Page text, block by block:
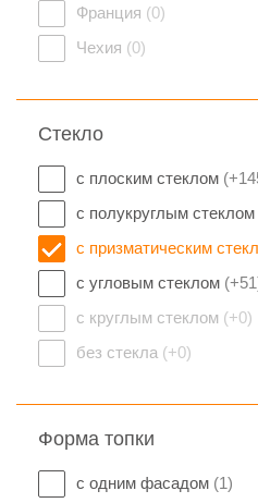
Франция (0)
Чехия (0)
Стекло
с плоским стеклом
с полукруглым стеклом
с призматическим
с угловым стеклом
с круглым стеклом (+0)
без стекла (+0)
Форма топки
с одним фасадом (1)